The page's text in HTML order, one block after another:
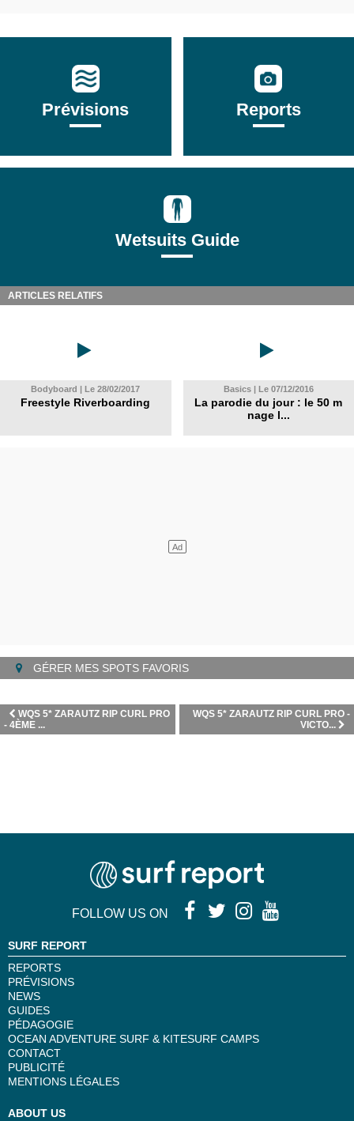
Prévisions Reports
Wetsuits Guide
ARTICLES RELATIFS
Bodyboard | Le 28/02/2017
Freestyle Riverboarding
Basics | Le 07/12/2016
La parodie du jour : le 50 m
nage l...
GÉRER MES SPOTS FAVORIS
WQS 5* ZARAUTZ RIP CURL PRO -
VICTO...
WQS 5* ZARAUTZ RIP CURL PRO
- 4ÈME ...
FOLLOW US ON
SURF REPORT
REPORTS
PRÉVISIONS
NEWS
GUIDES
PÉDAGOGIE
OCEAN ADVENTURE SURF & KITESURF CAMPS
CONTACT
PUBLICITÉ
MENTIONS LÉGALES
ABOUT US